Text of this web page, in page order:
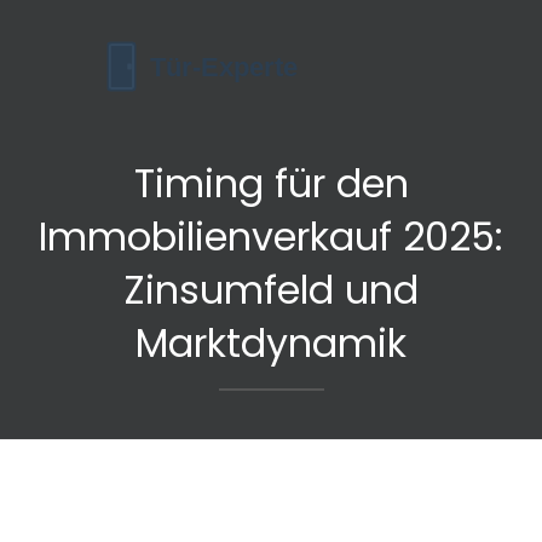
Timing für den
Immobilienverkauf 2025:
Zinsumfeld und
Marktdynamik